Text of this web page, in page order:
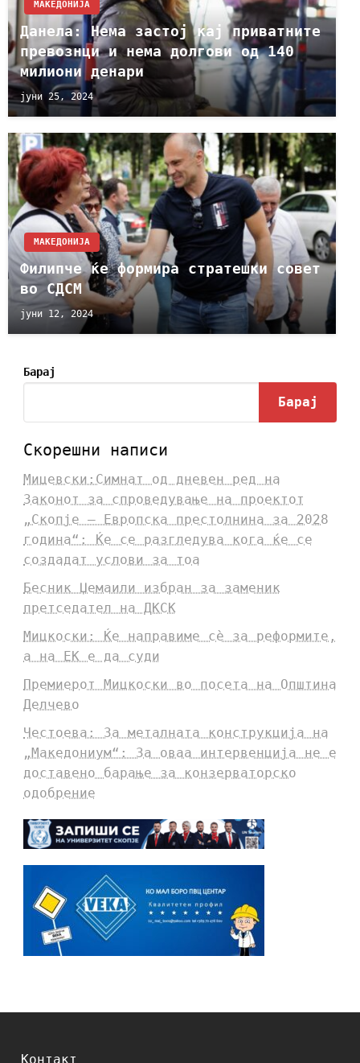
МАКЕДОНИЈА
Данела: Нема застој кај приватните
превознци и нема долгови од 140
милиони денари
јуни 25, 2024
МАКЕДОНИЈА
Филипче ќе формира стратешки совет
во СДСМ
јуни 12, 2024
Барај
Барај
Скорешни написи
Мицевски:Симнат од дневен ред на
Законот за спроведување на проектот
„Скопје – Европска престолнина за 2028
година“: Ќе се разгледува кога ќе се
создадат услови за тоа
Бесник Џемаили избран за заменик
претседател на ДКСК
Мицкоски: Ќе направиме сè за реформите,
а на ЕК е да суди
Премиерот Мицкоски во посета на Општина
Делчево
Честоева: За металната конструкција на
„Македониум“: За оваа интервенција не е
доставено барање за конзерваторско
одобрение
Контакт